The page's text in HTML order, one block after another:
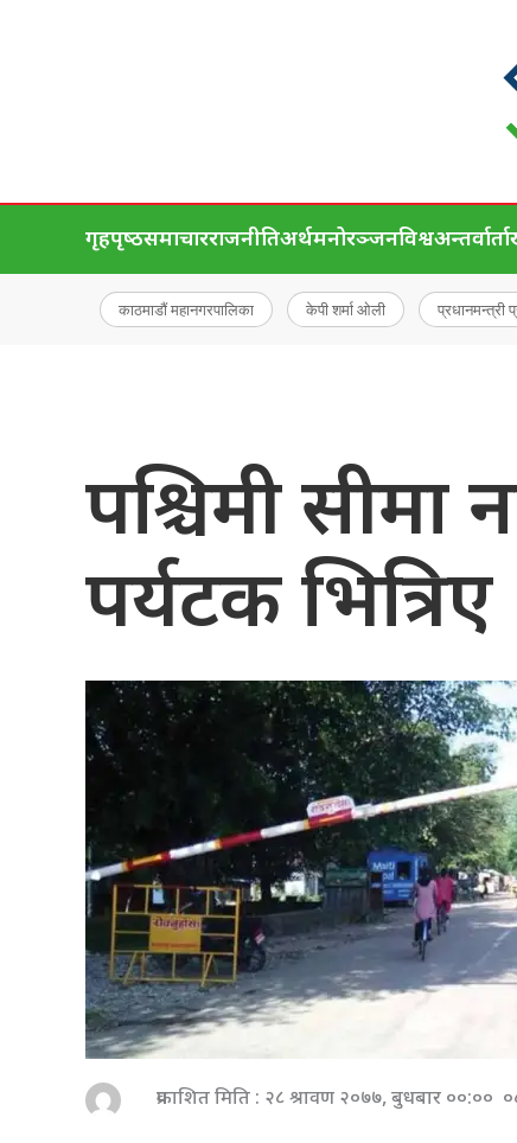
गृहपृष्‍ठसमाचारराजनीतिअर्थमनोरञ्जनविश्वअन्तर्वार्ता
काठमाडौं महानगरपालिका केपी शर्मा ओली प्रधानमन्त्री
पश्चिमी सीमा
पर्यटक भित्रिए
प्रकाशित मिति : २८ श्रावण २०७७, बुधबार ००:००